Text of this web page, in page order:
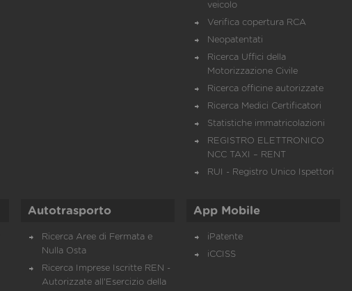
veicolo
Verifica copertura RCA
Neopatentati
Ricerca Uffici della
Motorizzazione Civile
Ricerca officine autorizzate
Ricerca Medici Certificatori
Statistiche immatricolazioni
REGISTRO ELETTRONICO
NCC TAXI – RENT
RUI - Registro Unico Ispettori
Autotrasporto
Ricerca Aree di Fermata e
Nulla Osta
Ricerca Imprese Iscritte REN -
Autorizzate all'Esercizio della
App Mobile
iPatente
iCCISS